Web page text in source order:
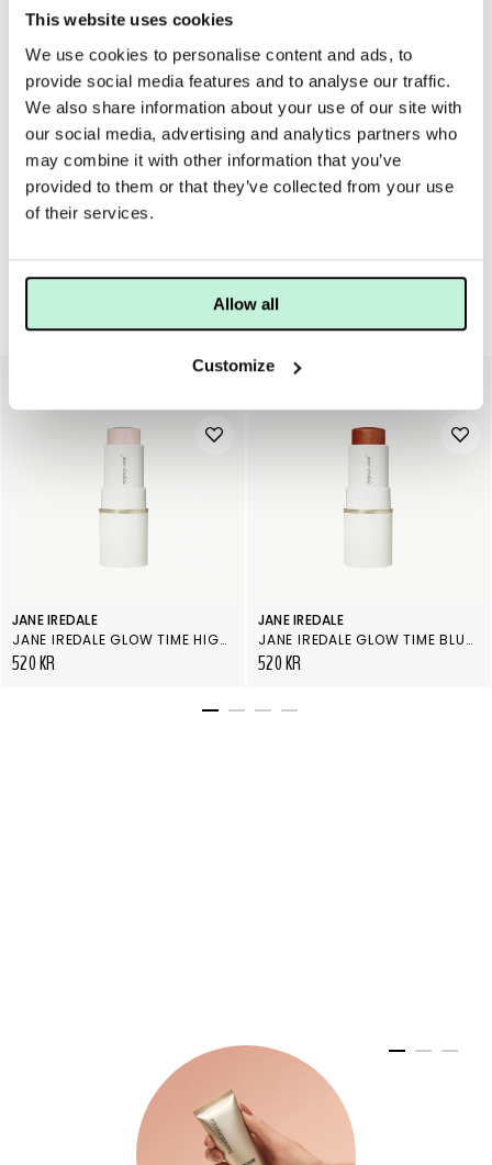
This website uses cookies
We use cookies to personalise content and ads, to
provide social media features and to analyse our traffic.
We also share information about your use of our site with
our social media, advertising and analytics partners who
may combine it with other information that you’ve
provided to them or that they’ve collected from your use
of their services.
Allow all
Customize
Precis under brynen – för att markera dem ytterligare och
Vid amorbågen, längs läppkanten – för att få överläppen
att se fylligare ut På mitten av hakan och pannan – för att
ljusa upp och tillföra ett vackert glow.
Vi rekommenderar att man använder ensolfjäderpensel på
större områden och skuggpenslar på mindre områden,
såsom ögonvrån.
Highlight & contouring
JANE IREDALE
JANE IREDALE GLOW TIME HIGHLIGHTER STICK
520 KR
JANE IREDALE
JANE IREDALE GLOW TIME BLUSH STICK GLORIOUS
520 KR